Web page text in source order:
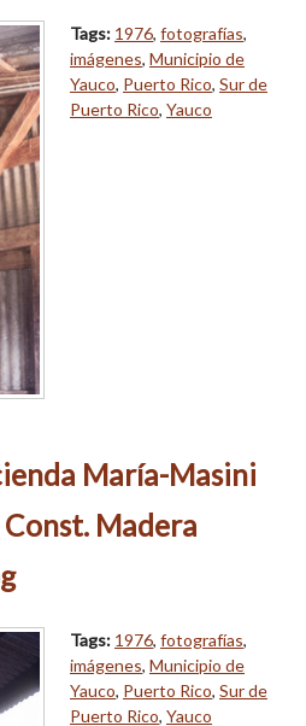
Tags: 1976, fotografías,
imágenes, Municipio de
Yauco, Puerto Rico, Sur de
Puerto Rico, Yauco
María-Masini
Const. Madera
Tags: 1976, fotografías,
imágenes, Municipio de
Yauco, Puerto Rico, Sur de
Puerto Rico, Yauco